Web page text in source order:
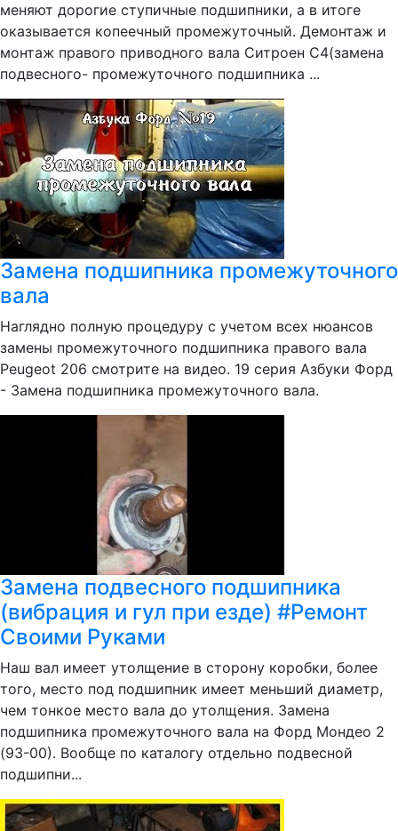
меняют дорогие ступичные подшипники, а в итоге
оказывается копеечный промежуточный. Демонтаж и
монтаж правого приводного вала Ситроен С4(замена
подвесного- промежуточного подшипника ...
Замена подшипника промежуточного
вала
Наглядно полную процедуру с учетом всех нюансов
замены промежуточного подшипника правого вала
Peugeot 206 смотрите на видео. 19 серия Азбуки Форд
- Замена подшипника промежуточного вала.
Замена подвесного подшипника
(вибрация и гул при езде) #Ремонт
Своими Руками
Наш вал имеет утолщение в сторону коробки, более
того, место под подшипник имеет меньший диаметр,
чем тонкое место вала до утолщения. Замена
подшипника промежуточного вала на Форд Мондео 2
(93-00). Вообще по каталогу отдельно подвесной
подшипни...